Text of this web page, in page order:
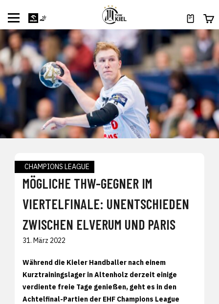
CHAMPIONS LEAGUE
MÖGLICHE THW-GEGNER IM
VIERTELFINALE: UNENTSCHIEDEN
ZWISCHEN ELVERUM UND PARIS
31. März 2022
Während die Kieler Handballer nach einem
Kurztrainingslager in Altenholz derzeit einige
verdiente freie Tage genießen, geht es in den
Achtelfinal-Partien der EHF Champions League